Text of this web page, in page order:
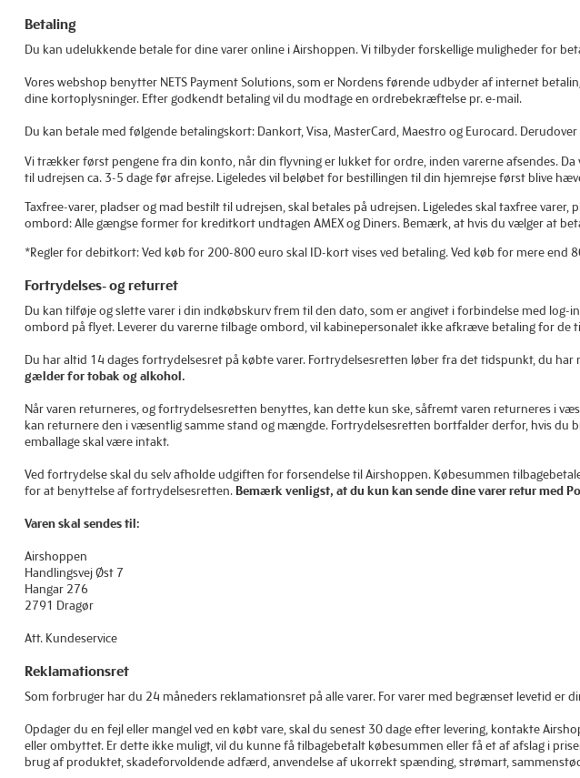
Betaling
Du kan udelukkende betale for dine varer online i Airshoppen. Vi tilbyder forskellige muligheder for
Vores webshop benytter NETS Payment Solutions, som er Nordens førende udbyder af internet
dine kortoplysninger. Efter godkendt betaling vil du modtage en ordrebekræftelse pr. e-mail.
Du kan betale med følgende betalingskort: Dankort, Visa, MasterCard, Maestro og Eurocard.
Vi trækker først pengene fra din konto, når din flyvning er lukket for ordre, inden varerne afsendes.
til udrejsen ca. 3-5 dage før afrejse. Ligeledes vil beløbet for bestillingen til din hjemrejse først blive
Taxfree-varer, pladser og mad bestilt til udrejsen, skal betales på udrejsen. Ligeledes skal taxfree
ombord: Alle gængse former for kreditkort undtagen AMEX og Diners. Bemærk, at hvis du vælger at
*Regler for debitkort: Ved køb for 200-800 euro skal ID-kort vises ved betaling. Ved køb for mere
Fortrydelses- og returret
Du kan tilføje og slette varer i din indkøbskurv frem til den dato, som er angivet i forbindelse med
ombord på flyet. Leverer du varerne tilbage ombord, vil kabinepersonalet ikke afkræve betaling for de
Du har altid 14 dages fortrydelsesret på købte varer. Fortrydelsesretten løber fra det tidspunkt, du
gælder for tobak og alkohol.
Når varen returneres, og fortrydelsesretten benyttes, kan dette kun ske, såfremt varen returneres i
kan returnere den i væsentlig samme stand og mængde. Fortrydelsesretten bortfalder derfor, hvis
emballage skal være intakt.
Ved fortrydelse skal du selv afholde udgiften for forsendelse til Airshoppen. Købesummen
for at benyttelse af fortrydelsesretten. Bemærk venligst, at du kun kan sende dine varer retur med
Varen skal sendes til:
Airshoppen
Handlingsvej Øst 7
Hangar 276
2791 Dragør
Att. Kundeservice
Reklamationsret
Som forbruger har du 24 måneders reklamationsret på alle varer. For varer med begrænset levetid
Opdager du en fejl eller mangel ved en købt vare, skal du senest 30 dage efter levering, kontakte
eller ombyttet. Er dette ikke muligt, vil du kunne få tilbagebetalt købesummen eller få et af afslag i
brug af produktet, skadeforvoldende adfærd, anvendelse af ukorrekt spænding, strømart,